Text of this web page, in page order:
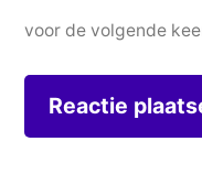
voor de volgende